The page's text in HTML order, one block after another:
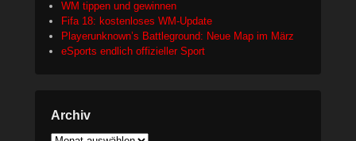
WM tippen und gewinnen
Fifa 18: kostenloses WM-Update
Playerunknown’s Battleground: Neue Map im März
eSports endlich offizieller Sport
Archiv